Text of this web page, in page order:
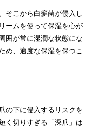
そこから白癬菌が侵入し
ームを使って保湿を心が
囲が常に湿潤な状態にな
め、適度な保湿を保つこ
の下に侵入するリスクを
く切りすぎる「深爪」は